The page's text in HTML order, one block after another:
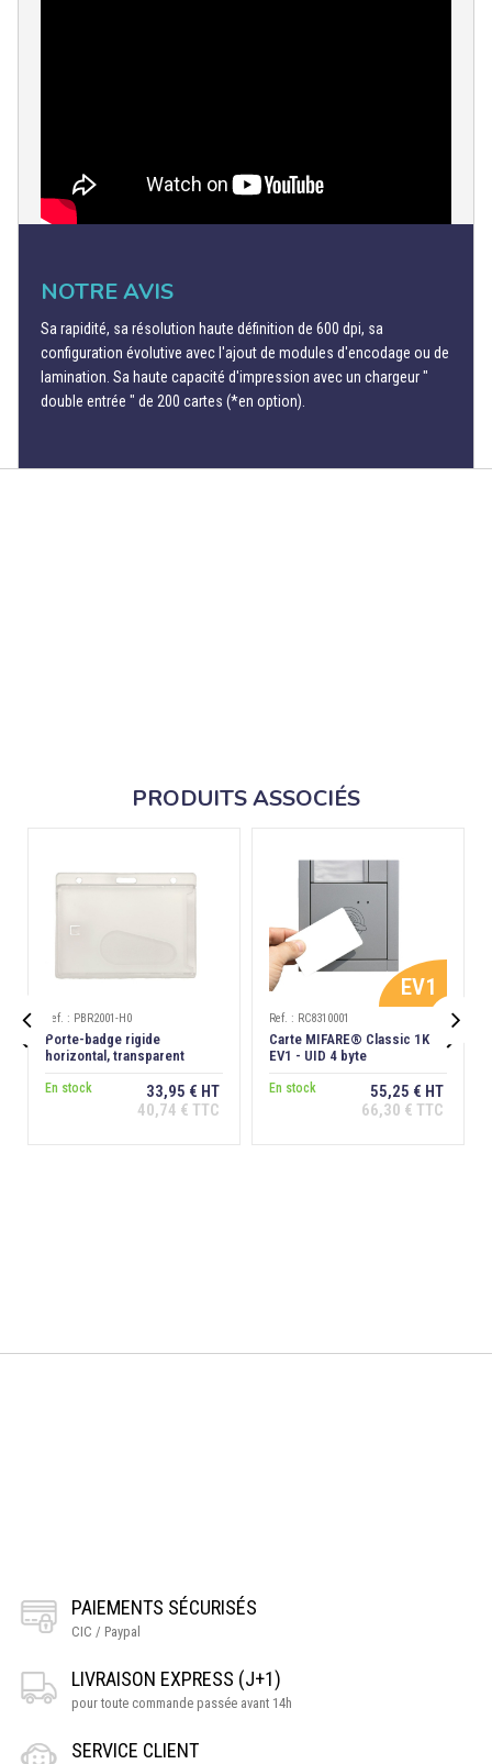
NOTRE AVIS
Sa rapidité, sa résolution haute définition de 600 dpi, sa
configuration évolutive avec l'ajout de modules d'encodage ou de
lamination. Sa haute capacité d'impression avec un chargeur "
double entrée " de 200 cartes (*en option).
PRODUITS ASSOCIÉS

Ref. : PBR2001-H0
Porte-badge rigide
horizontal, transparent
dos
En stock
33,95 € HT
40,74 € TTC
EV1
Ref. : RC8310001
Carte MIFARE® Classic 1K
EV1 - UID 4 byte
En stock
55,25 € HT
66,30 € TTC

PAIEMENTS SÉCURISÉS
CIC / Paypal
LIVRAISON EXPRESS (J+1)
pour toute commande passée avant 14h
SERVICE CLIENT